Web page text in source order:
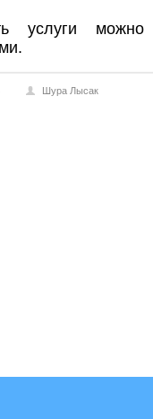
услуги
Шура Лысак